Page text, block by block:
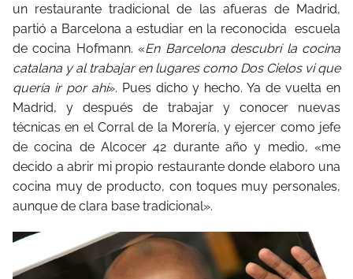
un restaurante tradicional de las afueras de Madrid,
partió a Barcelona a estudiar en la reconocida escuela
de cocina Hofmann. «En Barcelona descubrí la cocina
catalana y al trabajar en lugares como Dos Cielos vi que
quería ir por ahí». Pues dicho y hecho. Ya de vuelta en
Madrid, y después de trabajar y conocer nuevas
técnicas en el Corral de la Morería, y ejercer como jefe
de cocina de Alcocer 42 durante año y medio, «me
decido a abrir mi propio restaurante donde elaboro una
cocina muy de producto, con toques muy personales,
aunque de clara base tradicional».